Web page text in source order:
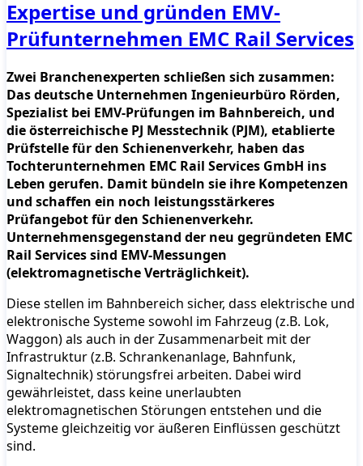
Expertise und gründen EMV-
Prüfunternehmen EMC Rail Services
Zwei Branchenexperten schließen sich zusammen:
Das deutsche Unternehmen Ingenieurbüro Rörden,
Spezialist bei EMV-Prüfungen im Bahnbereich, und
die österreichische PJ Messtechnik (PJM), etablierte
Prüfstelle für den Schienenverkehr, haben das
Tochterunternehmen EMC Rail Services GmbH ins
Leben gerufen. Damit bündeln sie ihre Kompetenzen
und schaffen ein noch leistungsstärkeres
Prüfangebot für den Schienenverkehr.
Unternehmensgegenstand der neu gegründeten EMC
Rail Services sind EMV-Messungen
(elektromagnetische Verträglichkeit).
Diese stellen im Bahnbereich sicher, dass elektrische und
elektronische Systeme sowohl im Fahrzeug (z.B. Lok,
Waggon) als auch in der Zusammenarbeit mit der
Infrastruktur (z.B. Schrankenanlage, Bahnfunk,
Signaltechnik) störungsfrei arbeiten. Dabei wird
gewährleistet, dass keine unerlaubten
elektromagnetischen Störungen entstehen und die
Systeme gleichzeitig vor äußeren Einflüssen geschützt
sind.